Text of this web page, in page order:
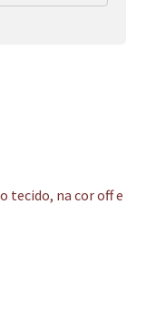
tecido, na cor off e